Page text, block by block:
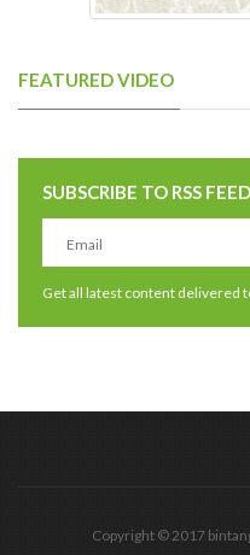
FEATURED VIDEO
SUBSCRIBE TO RSS
Get all latest content delivered
Copyright © 2017